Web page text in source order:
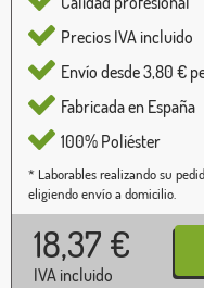
Precios IVA incluido
Envío desde 3,80 €
Fabricada en España
100% Poliéster
* Laborables realizando su
eligiendo envío a domicilio.
18,37 €
IVA incluido